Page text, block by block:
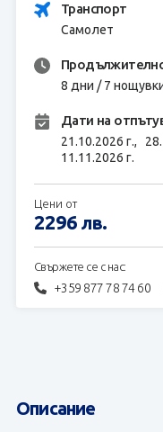
Транспорт
Самолет
8 дни / 7
Дати на
21.10.2026 г.,
11.11.2026 г.
Свържете се с нас:
+359 877 78 74 60
Цени от
2296 лв.
Описание